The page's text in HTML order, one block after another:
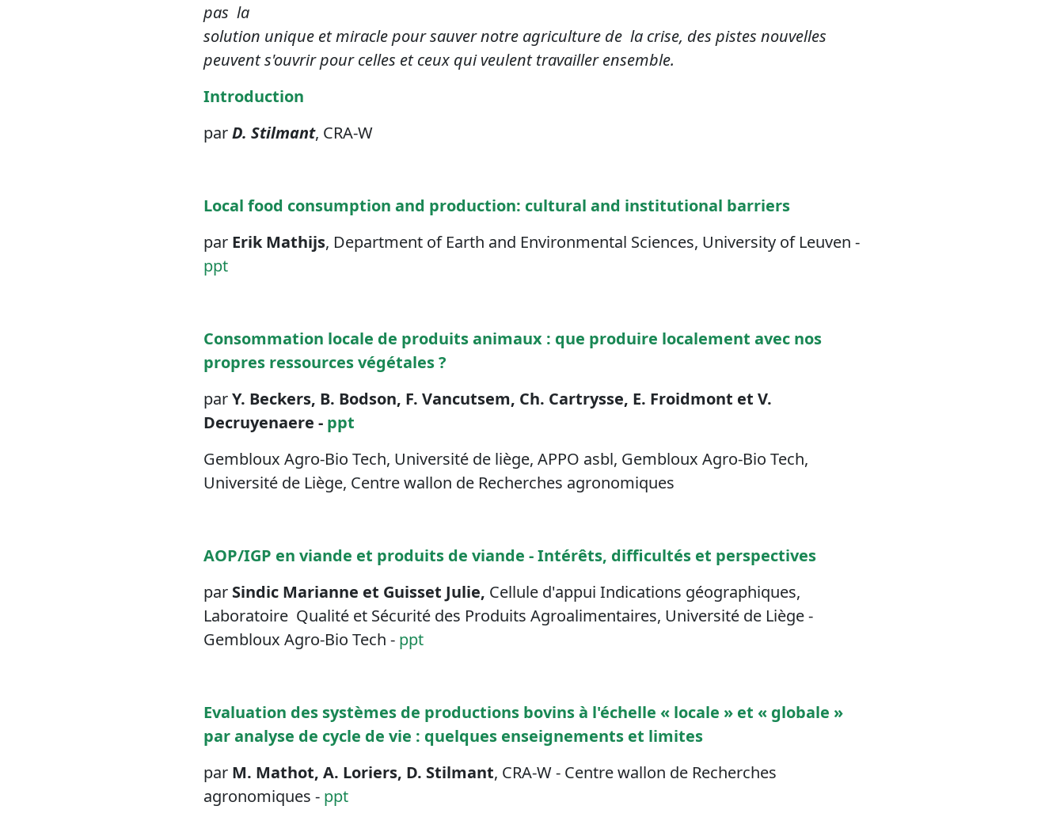
pas la
solution unique et miracle pour sauver notre agriculture de la crise, des pistes nouvelles
peuvent s'ouvrir pour celles et ceux qui veulent travailler ensemble.
Introduction
parD. Stilmant, CRA-W
Local food consumption and production: cultural and institutional barriers
parErik Mathijs, Department of Earth and Environmental Sciences, University of Leuven -
ppt
Consommation locale de produits animaux : que produire localement avec nos
propres ressources végétales ?
parY. Beckers, B. Bodson, F. Vancutsem, Ch. Cartrysse, E. Froidmont et V.
Decruyenaere - ppt
Gembloux Agro-Bio Tech, Université de liège, APPO asbl, Gembloux Agro-Bio Tech,
Université de Liège, Centre wallon de Recherches agronomiques
AOP/IGP en viande et produits de viande - Intérêts, difficultés et perspectives
par Sindic Marianne et Guisset Julie, Cellule d'appui Indications géographiques,
Laboratoire Qualité et Sécurité des Produits Agroalimentaires, Université de Liège -
Gembloux Agro-Bio Tech -ppt
Evaluation des systèmes de productions bovins à l'échelle « locale » et « globale »
par analyse de cycle de vie : quelques enseignements et limites
par M. Mathot, A. Loriers, D. Stilmant, CRA-W - Centre wallon de Recherches
agronomiques - ppt